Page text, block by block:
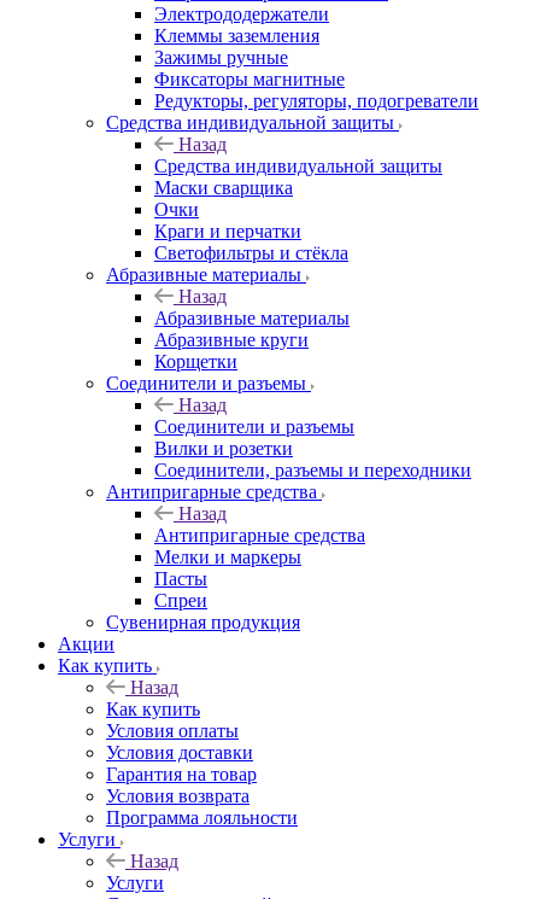
Электрододержатели
Клеммы заземления
Зажимы ручные
Фиксаторы магнитные
Редукторы, регуляторы, подогреватели
Средства индивидуальной защиты
Назад
Средства индивидуальной защиты
Маски сварщика
Очки
Краги и перчатки
Светофильтры и стёкла
Абразивные материалы
Назад
Абразивные материалы
Абразивные круги
Корщетки
Соединители и разъемы
Назад
Соединители и разъемы
Вилки и розетки
Соединители, разъемы и переходники
Антипригарные средства
Назад
Антипригарные средства
Мелки и маркеры
Пасты
Спреи
Сувенирная продукция
Акции
Как купить
Назад
Как купить
Условия оплаты
Условия доставки
Гарантия на товар
Условия возврата
Программа лояльности
Услуги
Назад
Услуги